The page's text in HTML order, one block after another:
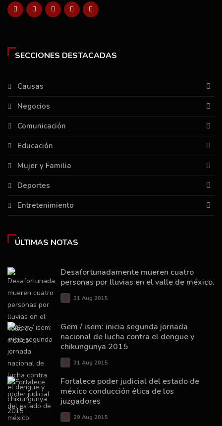
SECCIONES DESTACADAS
Causas
Negocios
Comunicación
Educación
Mujer y Familia
Deportes
Entretenimiento
ÚLTIMAS NOTAS
Desafortunadamente mueren cuatro
personas por lluvias en el valle de méxico.
31 Aug 2015
Gem / isem: inicia segunda jornada
nacional de lucha contra el dengue y
chikungunya 2015
31 Aug 2015
Fortalece poder judicial del estado de
méxico conducción ética de los
juzgadores
29 Aug 2015